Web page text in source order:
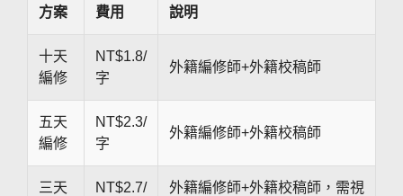
方案 費用 說明
十天
編修
NT$1.8/
字
外籍編修師+外籍校稿師
五天
編修
NT$2.3/
字
外籍編修師+外籍校稿師
三天
NT$2.7/
外籍編修師+外籍校稿師，需視